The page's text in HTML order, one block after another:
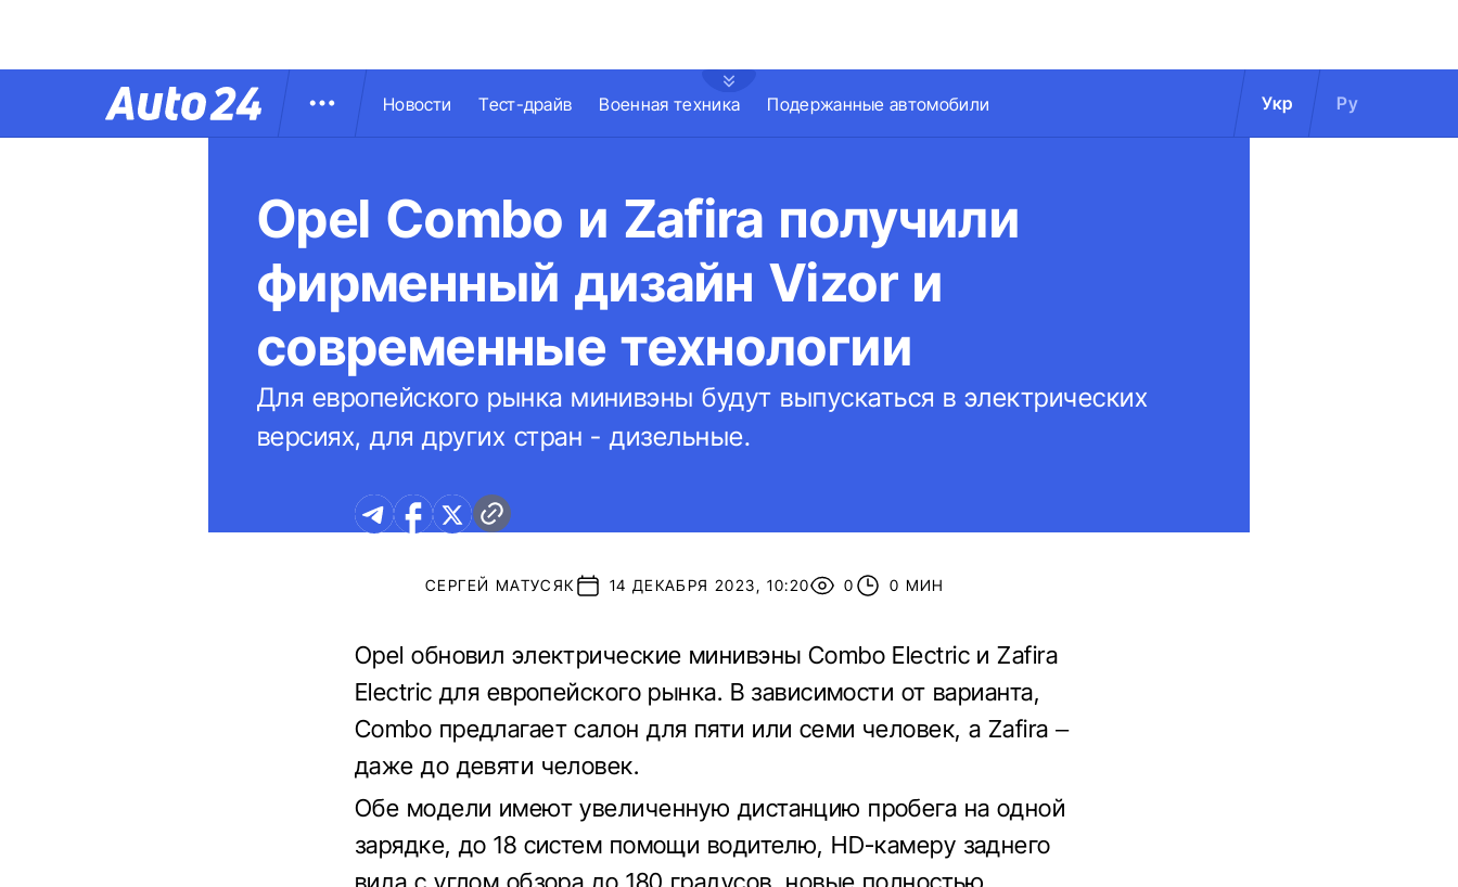
Новости Тест-драйв Военная техника Подержанные автомобили Укр Ру
Opel Combo и Zafira получили
фирменный дизайн Vizor и
современные технологии
Для европейского рынка минивэны будут выпускаться в электрических
версиях, для других стран - дизельные.
СЕРГЕЙ МАТУСЯК 14 ДЕКАБРЯ 2023, 10:20 0 0 МИН
Opel обновил электрические минивэны Combo Electric и Zafira
Electric для европейского рынка. В зависимости от варианта,
Combo предлагает салон для пяти или семи человек, а Zafira –
даже до девяти человек.
Обе модели имеют увеличенную дистанцию пробега на одной
зарядке, до 18 систем помощи водителю, HD-камеру заднего